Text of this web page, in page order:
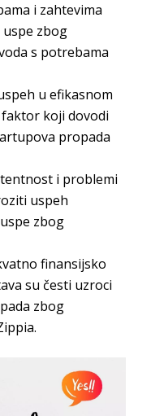
i zahtevima
zbog
s potrebama
u efikasnom
koji dovodi
propada
i problemi
uspeh
zbog
finansijsko
su česti uzroci
zbog